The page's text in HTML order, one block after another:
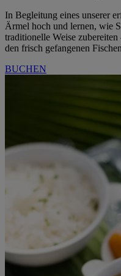
In Begleitung eines unserer
Ärmel hoch und lernen, wie
traditionelle Weise
den frisch gefangenen
BUCHEN